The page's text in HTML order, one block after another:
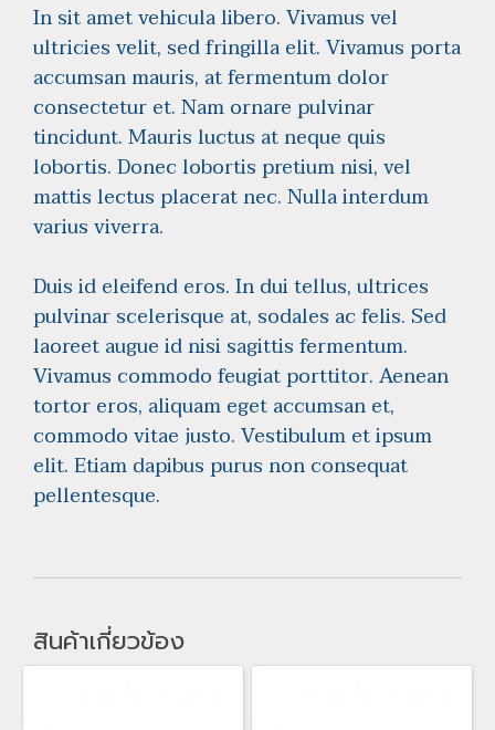
In sit amet vehicula libero. Vivamus vel
ultricies velit, sed fringilla elit. Vivamus porta
accumsan mauris, at fermentum dolor
consectetur et. Nam ornare pulvinar
tincidunt. Mauris luctus at neque quis
lobortis. Donec lobortis pretium nisi, vel
mattis lectus placerat nec. Nulla interdum
varius viverra.
Duis id eleifend eros. In dui tellus, ultrices
pulvinar scelerisque at, sodales ac felis. Sed
laoreet augue id nisi sagittis fermentum.
Vivamus commodo feugiat porttitor. Aenean
tortor eros, aliquam eget accumsan et,
commodo vitae justo. Vestibulum et ipsum
elit. Etiam dapibus purus non consequat
pellentesque.
สินค้าเกี่ยวข้อง